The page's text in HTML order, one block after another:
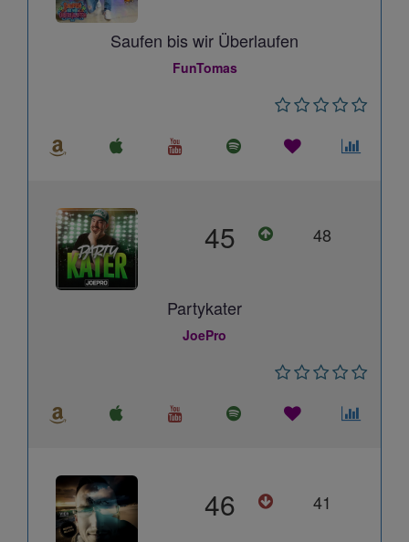
Saufen bis wir Überlaufen
FunTomas
45 48
Partykater
JoePro
46 41